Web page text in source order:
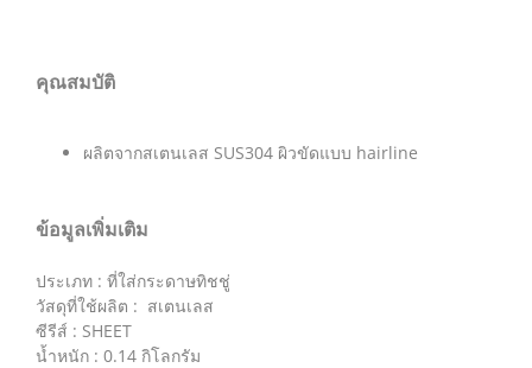
คุณสมบัติ
ผลิตจากสเตนเลส SUS304 ผิวขัดแบบ hairline
ข้อมูลเพิ่มเติม
ประเภท : ที่ใส่กระดาษทิชชู่
วัสดุที่ใช้ผลิต : สเตนเลส
ซีรีส์ : SHEET
น้ำหนัก : 0.14 กิโลกรัม